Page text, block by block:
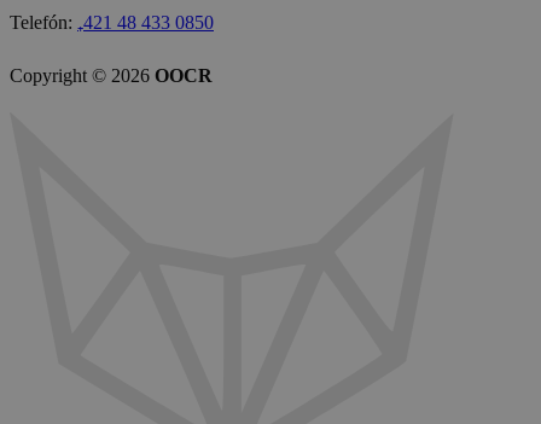
Telefón: ₊421 48 433 0850
Copyright © 2026 OOCR